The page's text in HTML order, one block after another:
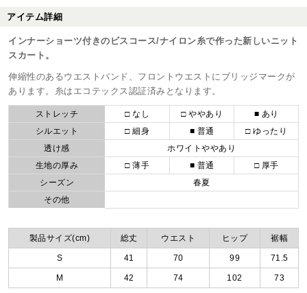
アイテム詳細
インナーショーツ付きのビスコース/ナイロン糸で作った新しいニット
スカート。
伸縮性のあるウエストバンド、フロントウエストにブリッジマークが
あります。糸はエコテックス認証済みとなります。
ストレッチ □ なし □ ややあり
■ あり
シルエット
□ 細身 ■ 普通
□ ゆったり
透け感
ホワイトややあり
生地の厚み
□ 薄手 ■ 普通
□ 厚手
シーズン
春夏
その他
製品サイズ(cm) 総丈 ウエスト ヒップ 裾幅
S 41 70 99 71.5
M 42 74 102 73